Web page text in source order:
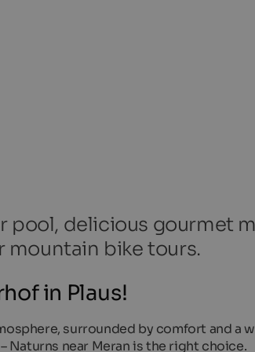
pool, delicious gourmet
bike tours.
in Plaus!
surrounded by comfort and a
Naturns near Meran is the right choice.